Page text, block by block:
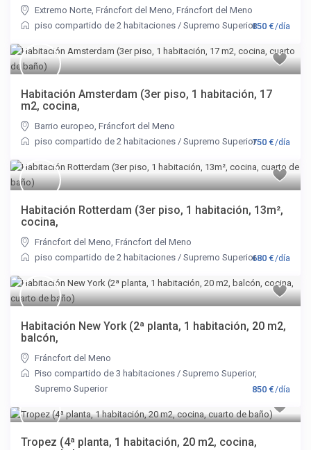
850 €/día
Extremo Norte,Fráncfort del Meno,Fráncfort del Meno
piso compartido de 2 habitaciones /Supremo Superior
750 €/día
Habitación Amsterdam (3er piso, 1 habitación, 17
m2, cocina,
Barrio europeo,Fráncfort del Meno
piso compartido de 2 habitaciones /Supremo Superior
680 €/día
Habitación Rotterdam (3er piso, 1 habitación, 13m²,
cocina,
Fráncfort del Meno,Fráncfort del Meno
piso compartido de 2 habitaciones /Supremo Superior
850 €/día
Habitación New York (2ª planta, 1 habitación, 20 m2,
balcón,
Fráncfort del Meno
Piso compartido de 3 habitaciones /Supremo Superior,
Supremo Superior
Tropez (4ª planta, 1 habitación, 20 m2, cocina,